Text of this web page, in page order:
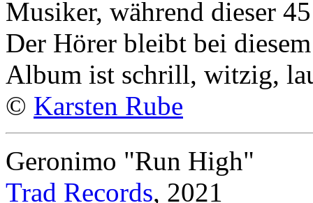
Musiker, während dieser
Der Hörer bleibt bei
Album ist schrill, witzig,
© Karsten Rube
Geronimo "Run High"
Trad Records, 2021